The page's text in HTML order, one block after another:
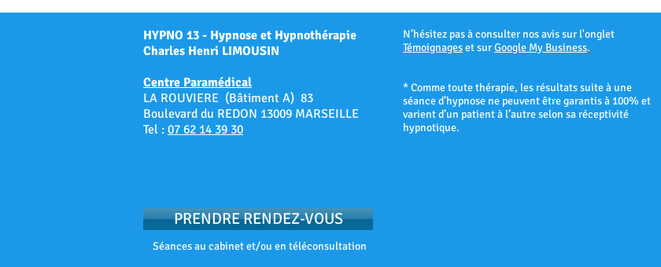
HYPNO 13 - Hypnose et Hypnothérapie
Charles Henri LIMOUSIN
Centre Paramédical
LA ROUVIERE (Bâtiment A) 83
Boulevard du REDON 13009 MARSEILLE
Tel : 07 62 14 39 30
N’hésitez pas à consulter nos avis sur l'onglet
Témoignageset surGoogle My Business.
* Comme toute thérapie, les résultats suite à une
séance d’hypnose ne peuvent être garantis à 100% et
varient d’un patient à l’autre selon sa réceptivité
hypnotique.
PRENDRE RENDEZ-VOUS
Séances au cabinet et/ou en téléconsultation